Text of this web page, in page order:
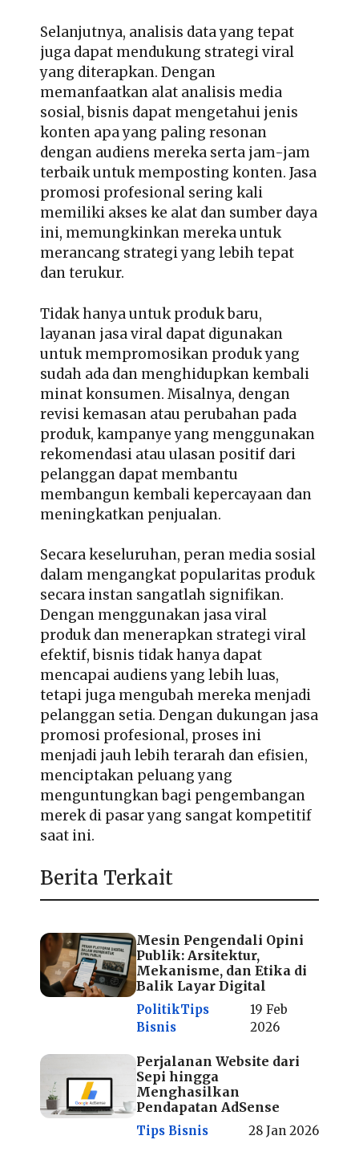
Selanjutnya, analisis data yang tepat
juga dapat mendukung strategi viral
yang diterapkan. Dengan
memanfaatkan alat analisis media
sosial, bisnis dapat mengetahui jenis
konten apa yang paling resonan
dengan audiens mereka serta jam-jam
terbaik untuk memposting konten. Jasa
promosi profesional sering kali
memiliki akses ke alat dan sumber daya
ini, memungkinkan mereka untuk
merancang strategi yang lebih tepat
dan terukur.
Tidak hanya untuk produk baru,
layanan jasa viral dapat digunakan
untuk mempromosikan produk yang
sudah ada dan menghidupkan kembali
minat konsumen. Misalnya, dengan
revisi kemasan atau perubahan pada
produk, kampanye yang menggunakan
rekomendasi atau ulasan positif dari
pelanggan dapat membantu
membangun kembali kepercayaan dan
meningkatkan penjualan.
Secara keseluruhan, peran media sosial
dalam mengangkat popularitas produk
secara instan sangatlah signifikan.
Dengan menggunakan jasa viral
produk dan menerapkan strategi viral
efektif, bisnis tidak hanya dapat
mencapai audiens yang lebih luas,
tetapi juga mengubah mereka menjadi
pelanggan setia. Dengan dukungan jasa
promosi profesional, proses ini
menjadi jauh lebih terarah dan efisien,
menciptakan peluang yang
menguntungkan bagi pengembangan
merek di pasar yang sangat kompetitif
saat ini.
Berita Terkait
Mesin Pengendali Opini
Publik: Arsitektur,
Mekanisme, dan Etika di
Balik Layar Digital
PolitikTips
Bisnis
19 Feb
2026
Perjalanan Website dari
Sepi hingga
Menghasilkan
Pendapatan AdSense
Tips Bisnis 28 Jan 2026